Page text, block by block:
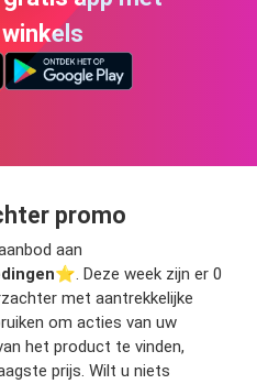
promo
aan
⭐️. Deze week zijn er 0
met aantrekkelijke
om acties van uw
het product te vinden,
prijs. Wilt u niets